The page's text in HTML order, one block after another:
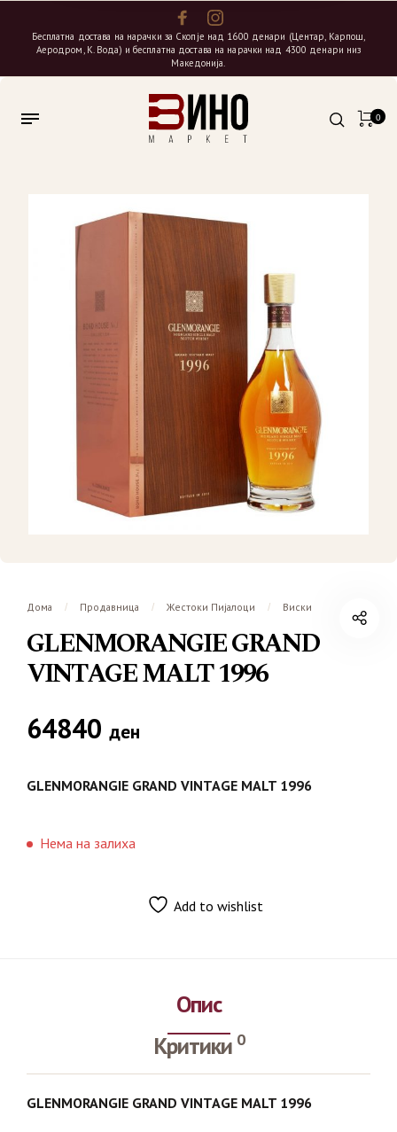
Бесплатна достава на нарачки за Скопје над 1600 денари (Центар, Карпош,
Аеродром, К. Вода) и бесплатна достава на нарачки над 4300 денари низ
Македонија.
0
Дома / Продавница / Жестоки Пијалоци / Виски
GLENMORANGIE GRAND
VINTAGE MALT 1996
64840 ден
GLENMORANGIE GRAND VINTAGE MALT 1996
Нема на залиха
Add to wishlist
Опис
Критики 0
GLENMORANGIE GRAND VINTAGE MALT 1996